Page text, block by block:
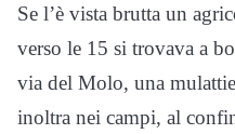
Se l’è vista brutta un
verso le 15 si trovava a
via del Molo, una
inoltra nei campi, al